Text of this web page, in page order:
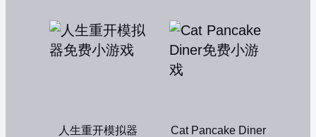
人生重开模拟器 Cat Pancake Diner